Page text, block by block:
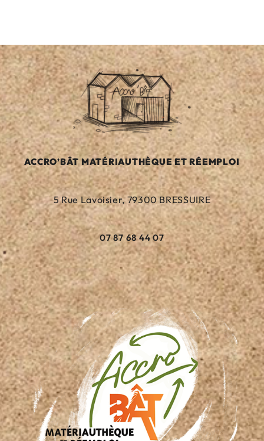
ACCRO’BÂT MATÉRIAUTHÈQUE ET RÉEMPLOI
5 Rue Lavoisier, 79300 BRESSUIRE
07 87 68 44 07